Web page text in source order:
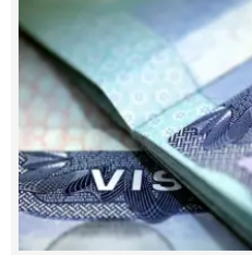
minute,
50
seconds